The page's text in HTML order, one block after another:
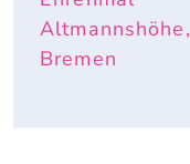
Altmannshöhe,
Bremen